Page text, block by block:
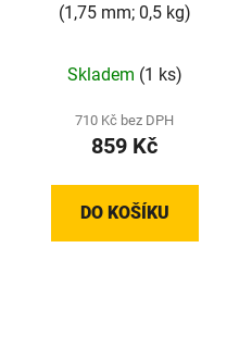
(1,75 mm; 0,5 kg)
Skladem (1 ks)
710 Kč bez DPH
859 Kč
DO KOŠÍKU